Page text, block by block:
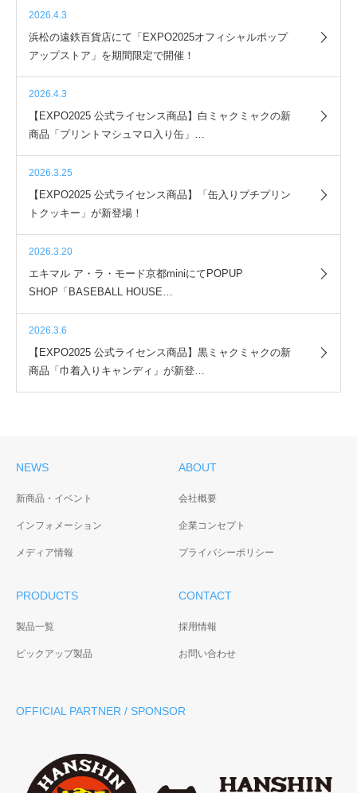
2026.4.3
浜松の遠鉄百貨店にて「EXPO2025オフィシャルポップ
アップストア」を期間限定で開催！
2026.4.3
【EXPO2025 公式ライセンス商品】白ミャクミャクの新
商品「プリントマシュマロ入り缶」…
2026.3.25
【EXPO2025 公式ライセンス商品】「缶入りプチプリン
トクッキー」が新登場！
2026.3.20
エキマル ア・ラ・モード京都miniにてPOPUP
SHOP「BASEBALL HOUSE…
2026.3.6
【EXPO2025 公式ライセンス商品】黒ミャクミャクの新
商品「巾着入りキャンディ」が新登…
NEWS
新商品・イベント
インフォメーション
メディア情報
ABOUT
会社概要
企業コンセプト
プライバシーポリシー
PRODUCTS
製品一覧
ピックアップ製品
CONTACT
採用情報
お問い合わせ
OFFICIAL PARTNER / SPONSOR